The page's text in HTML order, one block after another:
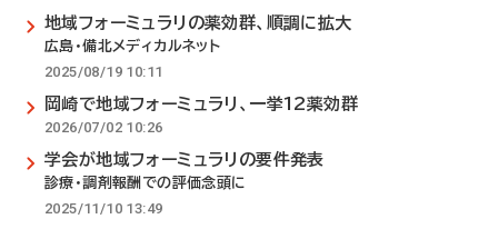
地域フォーミュラリの薬効群、順調に拡大
広島・備北メディカルネット
2025/08/19 10:11
岡崎で地域フォーミュラリ、一挙12薬効群
2026/07/02 10:26
学会が地域フォーミュラリの要件発表
診療・調剤報酬での評価念頭に
2025/11/10 13:49